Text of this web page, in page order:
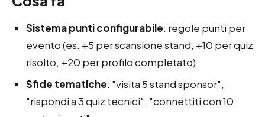
Sistema punti configurabile: regole punti per
evento (es. +5 per scansione stand, +10 per quiz
risolto, +20 per profilo completato)
Sfide tematiche: "visita 5 stand sponsor",
"rispondi a 3 quiz tecnici", "connettiti con 10